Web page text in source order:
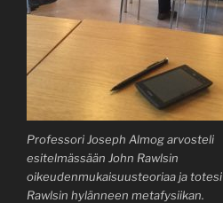
Professori Joseph Almog arvosteli
esitelmässään John Rawlsin
oikeudenmukaisuusteoriaa ja totesi
Rawlsin hylänneen metafysiikan.